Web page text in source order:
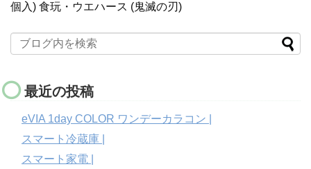
個入) 食玩・ウエハース (鬼滅の刃)
最近の投稿
eVIA 1day COLOR ワンデーカラコン |
スマート冷蔵庫 |
スマート家電 |